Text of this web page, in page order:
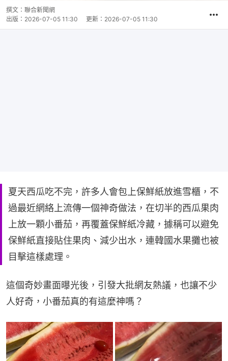
撰文： 聯合新聞網
出版： 2026-07-05 11:30 更新： 2026-07-05 11:30
夏天西瓜吃不完，許多人會包上保鮮紙放進雪櫃，不
過最近網絡上流傳一個神奇做法，在切半的西瓜果肉
上放一顆小番茄，再覆蓋保鮮紙冷藏，據稱可以避免
保鮮紙直接貼住果肉、減少出水，連韓國水果攤也被
目擊這樣處理。
這個奇妙畫面曝光後，引發大批網友熱議，也讓不少
人好奇，小番茄真的有這麼神嗎？